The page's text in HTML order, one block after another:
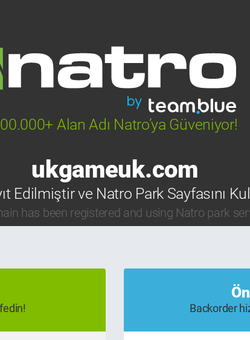
Alan Adı Natro’ya Güveniyor!
ukgameuk.com
Edilmiştir ve Natro Park Sayfasını
has been registered and using Natro park
Backorder